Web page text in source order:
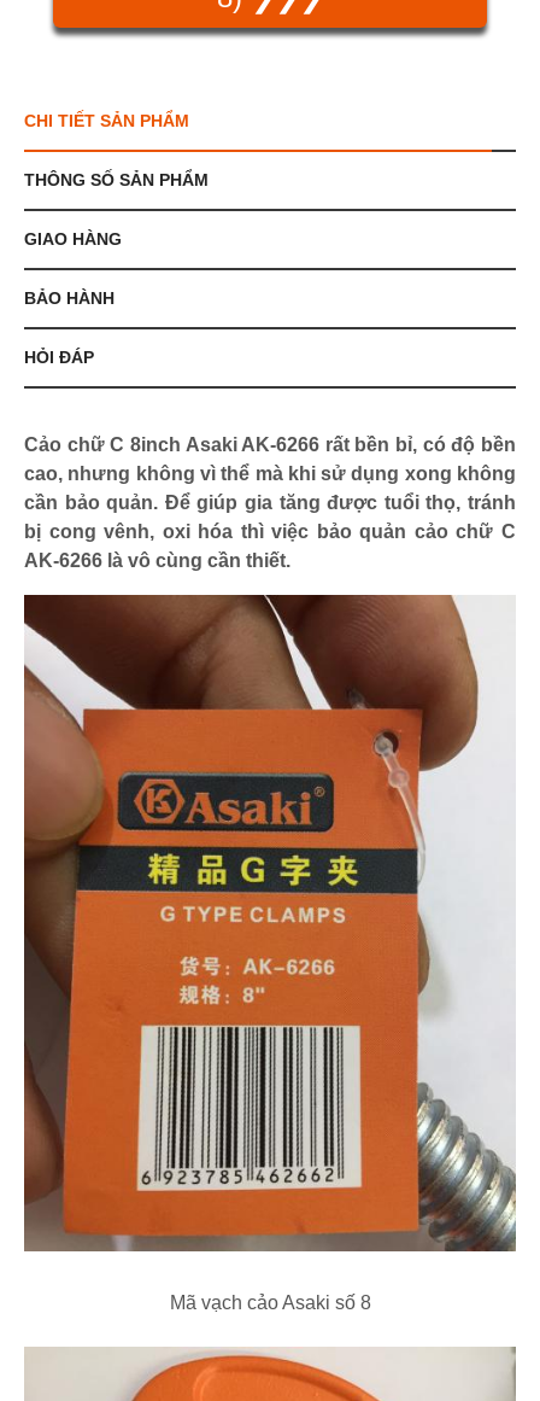
CHI TIẾT SẢN PHẨM
THÔNG SỐ SẢN PHẨM
GIAO HÀNG
BẢO HÀNH
HỎI ĐÁP
Cảo chữ C 8inch Asaki AK-6266 rất bền bỉ, có độ bền
cao, nhưng không vì thể mà khi sử dụng xong không
cần bảo quản. Để giúp gia tăng được tuổi thọ, tránh
bị cong vênh, oxi hóa thì việc bảo quản cảo chữ C
AK-6266 là vô cùng cần thiết.
Mã vạch cảo Asaki số 8